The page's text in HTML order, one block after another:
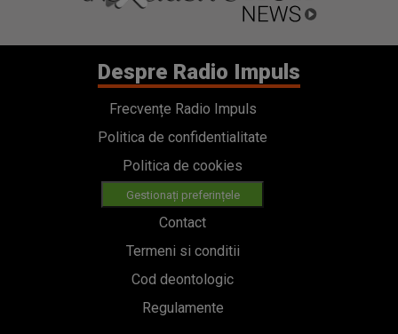
Despre Radio Impuls
Frecvențe Radio Impuls
Politica de confidentialitate
Politica de cookies
Gestionați preferințele
Contact
Termeni si conditii
Cod deontologic
Regulamente